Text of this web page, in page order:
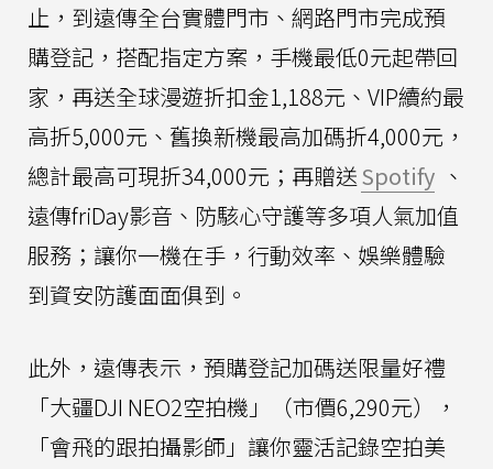
止，到遠傳全台實體門市、網路門市完成預
購登記，搭配指定方案，手機最低0元起帶回
家，再送全球漫遊折扣金1,188元、VIP續約最
高折5,000元、舊換新機最高加碼折4,000元，
總計最高可現折34,000元；再贈送Spotify 、
遠傳friDay影音、防駭心守護等多項人氣加值
服務；讓你一機在手，行動效率、娛樂體驗
到資安防護面面俱到。
此外，遠傳表示，預購登記加碼送限量好禮
「大疆DJI NEO2空拍機」（市價6,290元），
「會飛的跟拍攝影師」讓你靈活記錄空拍美